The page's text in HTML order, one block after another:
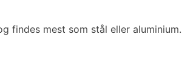
findes mest som stål eller aluminium.